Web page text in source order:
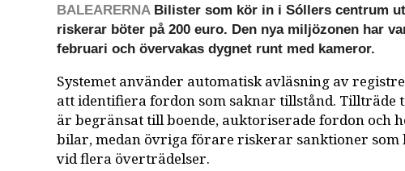
BALEARERNABilister som kör in i Sóllers centrum
riskerar böter på 200 euro. Den nya miljözonen har
februari och övervakas dygnet runt med kameror.
Systemet använder automatisk avläsning av
att identifiera fordon som saknar tillstånd. Tillträde
är begränsat till boende, auktoriserade fordon och
bilar, medan övriga förare riskerar sanktioner som
vid flera överträdelser.